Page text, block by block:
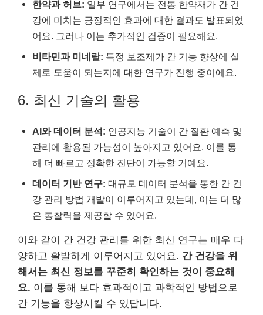
한약과 허브: 일부 연구에서는 전통 한약재가 간 건
강에 미치는 긍정적인 효과에 대한 결과도 발표되었
어요. 그러나 이는 추가적인 검증이 필요해요.
비타민과 미네랄: 특정 보조제가 간 기능 향상에 실
제로 도움이 되는지에 대한 연구가 진행 중이에요.
6. 최신 기술의 활용
AI와 데이터 분석: 인공지능 기술이 간 질환 예측 및
관리에 활용될 가능성이 높아지고 있어요. 이를 통
해 더 빠르고 정확한 진단이 가능할 거예요.
데이터 기반 연구: 대규모 데이터 분석을 통한 간 건
강 관리 방법 개발이 이루어지고 있는데, 이는 더 많
은 통찰력을 제공할 수 있어요.
이와 같이 간 건강 관리를 위한 최신 연구는 매우 다
양하고 활발하게 이루어지고 있어요. 간 건강을 위
해서는 최신 정보를 꾸준히 확인하는 것이 중요해
요. 이를 통해 보다 효과적이고 과학적인 방법으로
간 기능을 향상시킬 수 있답니다.